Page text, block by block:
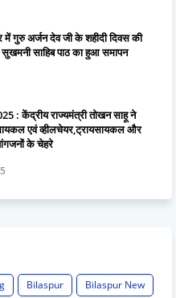
में गुरु अर्जन देव जी के शहीदी दिवस की
सुखमनी साहिब पाठ का हुआ समापन
: केंद्रीय राज्यमंत्री तोखन साहू ने
एवं व्हीलचेयर,ट्रायसायकल और
के चेहरे
Bilaspur
Bilaspur New